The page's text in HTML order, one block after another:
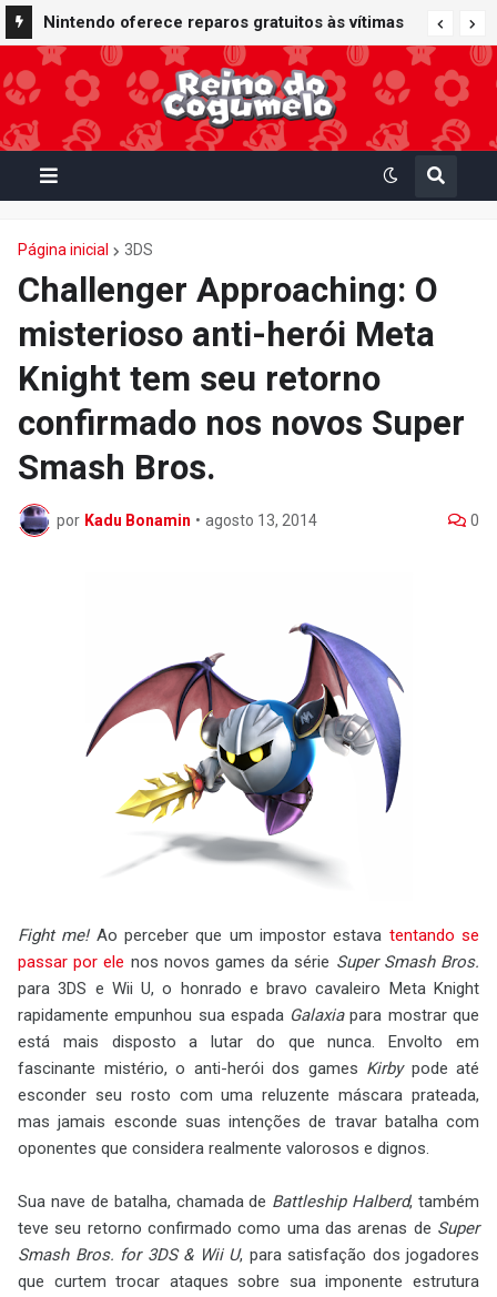
Nintendo oferece reparos gratuitos às vítimas
do terremoto de Kumamoto e doa 50 milhões
de ienes à Cruz Vermelha
Página inicial 3DS
Challenger Approaching: O
misterioso anti-herói Meta
Knight tem seu retorno
confirmado nos novos Super
Smash Bros.
por Kadu Bonamin • agosto 13, 2014 0
Fight me!Ao perceber que um impostor estava tentando se
passar por ele nos novos games da série Super Smash Bros.
para 3DS e Wii U, o honrado e bravo cavaleiro Meta Knight
rapidamente empunhou sua espada Galaxiapara mostrar que
está mais disposto a lutar do que nunca. Envolto em
fascinante mistério, o anti-herói dos games Kirbypode até
esconder seu rosto com uma reluzente máscara prateada,
mas jamais esconde suas intenções de travar batalha com
oponentes que considera realmente valorosos e dignos.
Sua nave de batalha, chamada de Battleship Halberd, também
teve seu retorno confirmado como uma das arenas de Super
Smash Bros. for 3DS & Wii U, para satisfação dos jogadores
que curtem trocar ataques sobre sua imponente estrutura